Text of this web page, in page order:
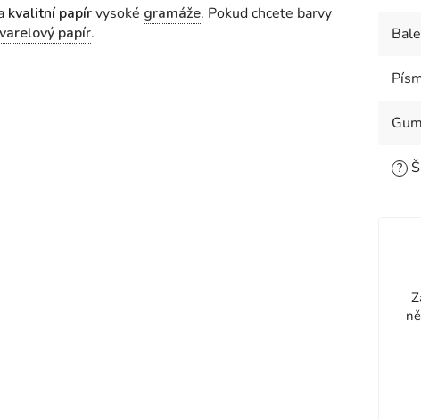
kvalitní papírvysoké gramáže. Pokud chcete barvy
papír.
?